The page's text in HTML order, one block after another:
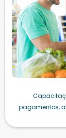
pagamentos,